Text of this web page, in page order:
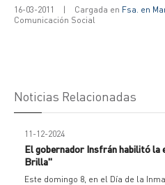
16-03-2011 | Cargada en Fsa. en
Comunicación Social
Noticias Relacionadas
11-12-2024
El gobernador Insfrán habilitó la
Brilla"
Este domingo 8, en el Día de la